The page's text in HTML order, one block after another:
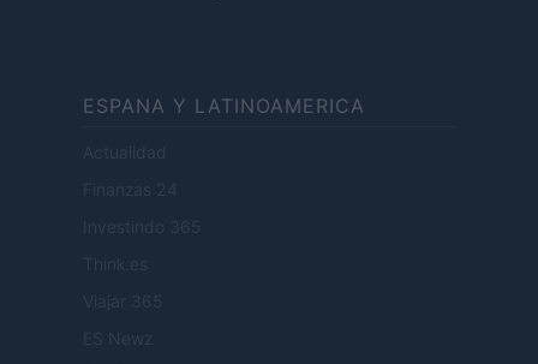
ESPANA Y LATINOAMERICA
Actualidad
Finanzas 24
Investindo 365
Think.es
Viajar 365
ES Newz